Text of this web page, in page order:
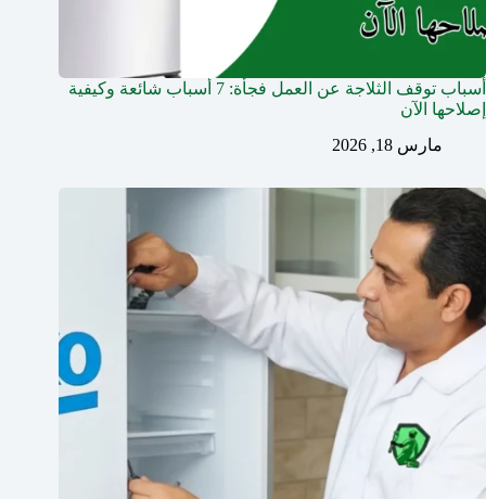
أسباب توقف الثلاجة عن العمل فجأة: 7 أسباب شائعة وكيفية
إصلاحها الآن
مارس 18, 2026